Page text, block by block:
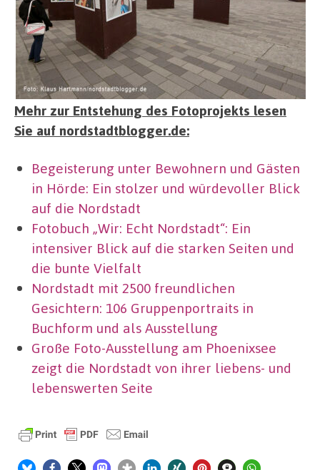
Mehr zur Entstehung des Fotoprojekts lesen
Sie auf nordstadtblogger.de:
Begeisterung unter Bewohnern und Gästen
in Hörde: Ein stolzer und würdevoller Blick
auf die Nordstadt
Fotobuch „Wir: Echt Nordstadt“: Ein
intensiver Blick auf die starken Seiten und
die bunte Vielfalt
Nordstadt mit 2500 freundlichen
Gesichtern: 106 Gruppenportraits in
Buchform und als Ausstellung
Große Foto-Ausstellung am Phoenixsee
zeigt die Nordstadt von ihrer liebens- und
lebenswerten Seite